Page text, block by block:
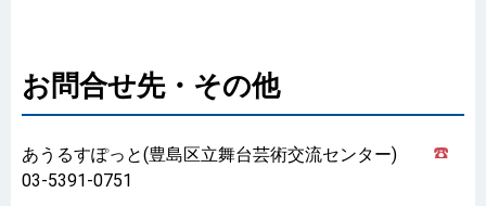
お問合せ先・その他
あうるすぽっと(豊島区立舞台芸術交流センター)
03-5391-0751